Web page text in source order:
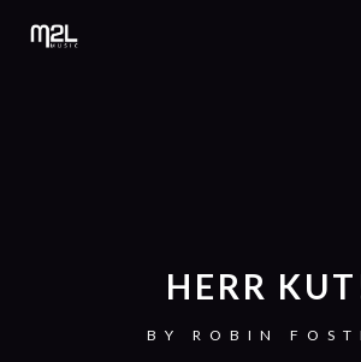
HERR
BY ROBIN